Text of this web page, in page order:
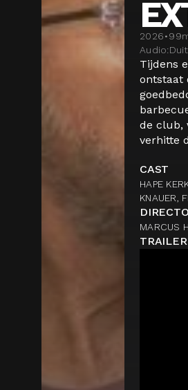
2026•99
Audio:
Tijdens
ontstaat
de club,
verhitte
CAST
HAPE
KNAUER,
MARCUS
TRAILER